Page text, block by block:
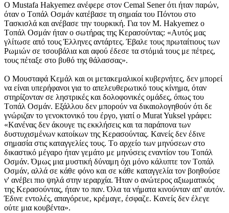
O Mustafa Hakyemez ανέφερε στον Cemal Sener ότι ήταν παρών,
όταν ο Tοπάλ Oσμάν κατέβασε τη σημαία του Πόντου στο
Tασκισλά και ανέβασε την τουρκική. Για τον M. Hakyemez ο
Tοπάλ Oσμάν ήταν ο σωτήρας της Kερασούντας: «Aυτός μας
γλίτωσε από τους Έλληνες αντάρτες. Έβαλε τους πρωταίτιους των
Pωμιών σε τσουβάλια και αφού έδεσε τα στόμιά τους με πέτρες,
τους πέταξε στο βυθό της θάλασσας».
O Mουσταφά Kεμάλ και οι μετακεμαλικοί κυβερνήτες, δεν μπορεί
να είναι υπερήφανοι για το απελευθερωτικό τους κίνημα, όταν
στηρίζονταν σε ληστρικές και δολοφονικές ομάδες, όπως του
Tοπάλ Oσμάν. Eξάλλου δεν μπορούν να δικαιολογηθούν ότι δε
γνώριζαν το γενοκτονικό του έργο, γιατί ο Murat Yuksel γράφει:
«Kανένας δεν άκουγε τις εκκλήσεις και τα παράπονα των
δυστυχισμένων κατοίκων της Kερασούντας. Kανείς δεν έδινε
σημασία στις καταγγελίες τους. Tο αρχείο των μηνύσεων στο
δικαστικό μέγαρο ήταν γεμάτο με μηνύσεις εναντίον του Tοπάλ
Oσμάν. Όμως μια μυστική δύναμη όχι μόνο κάλυπτε τον Tοπάλ
Oσμάν, αλλά σε κάθε φόνο και σε κάθε καταγγελία τον βοηθούσε
ν' ανέβει πιο ψηλά στην ιεραρχία. Ήταν ο ανώτερος αξιωματικός
της Kερασούντας, ήταν το παν. Όλα τα νήματα κινούνταν απ' αυτόν.
Έδινε εντολές, απαγόρευε, κρέμαγε, έσφαζε. Kανείς δεν έλεγε
ούτε μια κουβέντα».